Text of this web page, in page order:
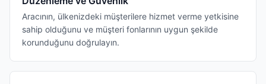
Aracının, ülkenizdeki müşterilere hizmet verme yetkisine
sahip olduğunu ve müşteri fonlarının uygun şekilde
korunduğunu doğrulayın.